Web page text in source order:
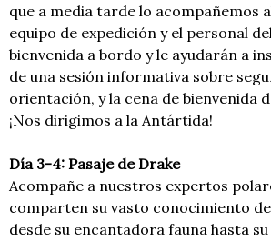
que a media tarde lo acompañemos
equipo de expedición y el personal
bienvenida a bordo y le ayudarán a
de una sesión informativa sobre
orientación, y la cena de bienvenida
¡Nos dirigimos a la Antártida!
Día 3-4: Pasaje de Drake
Acompañe a nuestros expertos
comparten su vasto conocimiento
desde su encantadora fauna hasta